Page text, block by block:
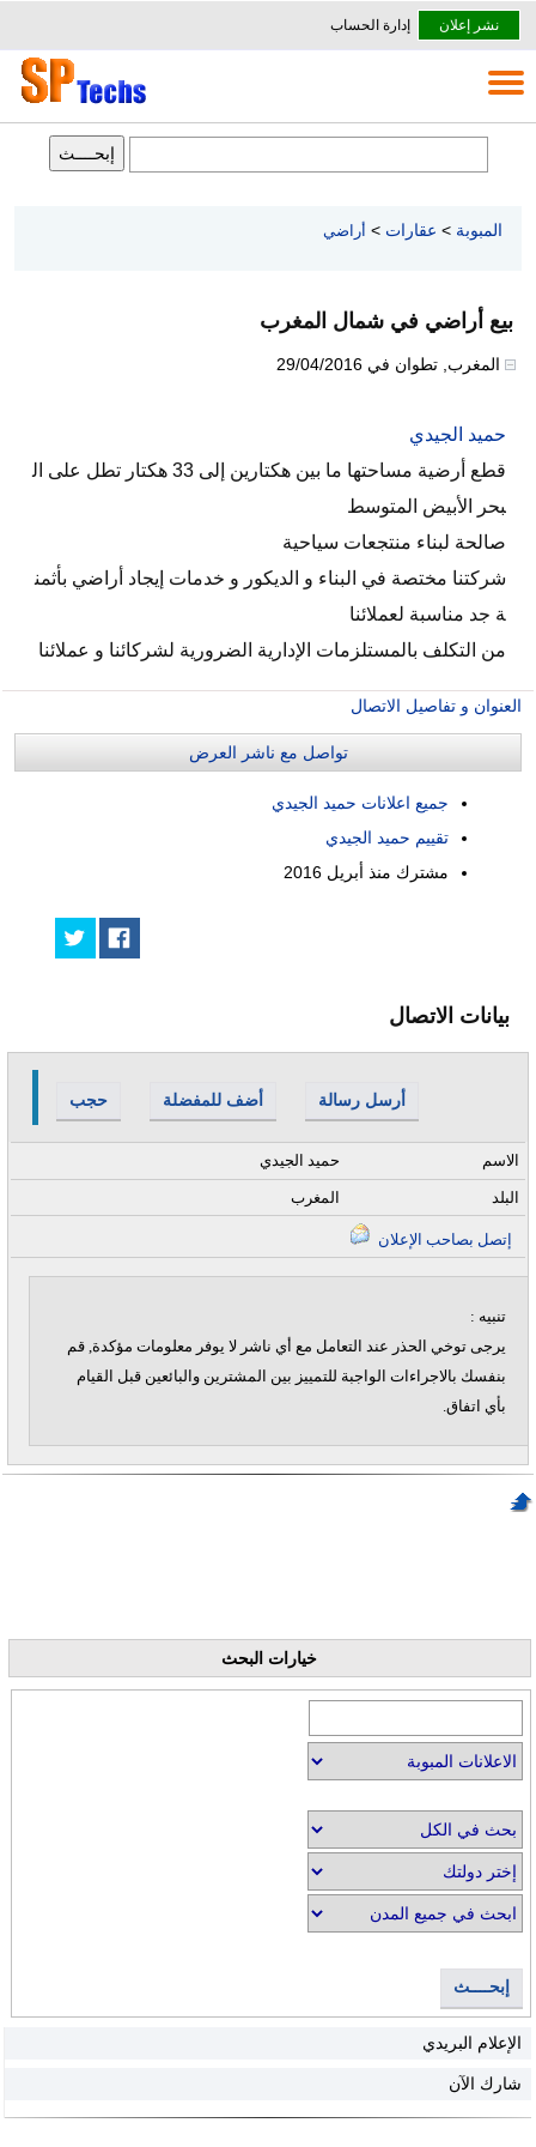
نشر إعلان إدارة الحساب
المبوبة > عقارات > أراضي
بيع أراضي في شمال المغرب
المغرب ,تطوان في 29/04/2016
حميد الجيدي
قطع أرضية مساحتها ما بين هكتارين إلى 33 هكتار تطل على ال
بحر الأبيض المتوسط
صالحة لبناء منتجعات سياحية
شركتنا مختصة في البناء و الديكور و خدمات إيجاد أراضي بأثمن
ة جد مناسبة لعملائنا
من التكلف بالمستلزمات الإدارية الضرورية لشركائنا و عملائنا
العنوان و تفاصيل الاتصال
تواصل مع ناشر العرض
جميع اعلانات حميد الجيدي
تقييم حميد الجيدي
مشترك منذ أبريل 2016
بيانات الاتصال
حجب أضف للمفضلة أرسل رسالة
حميد الجيدي الاسم
المغرب البلد
تنبيه :
يرجى توخي الحذر عند التعامل مع أي ناشر لا يوفر معلومات مؤكدة, قم
بنفسك بالاجراءات الواجبة للتمييز بين المشترين والبائعين قبل القيام
بأي اتفاق.
خيارات البحث
إبحــــث
الإعلام البريدي
شارك الآن